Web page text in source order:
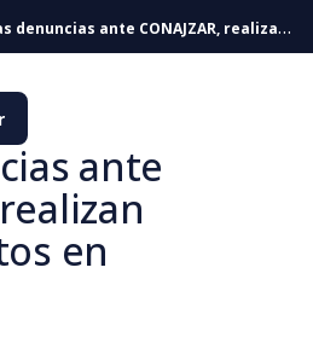
denuncias ante CONAJZAR, realizan
ante
en